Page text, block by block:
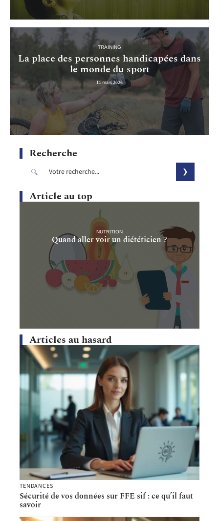
TRAINING
La place des personnes handicapées dans
le monde du sport
11 mars 2026
Recherche
Article au top
NUTRITION
Quand aller voir un diététicien ?
Articles au hasard
TENDANCES
Sécurité de vos données sur FFE sif : ce qu’il faut
savoir